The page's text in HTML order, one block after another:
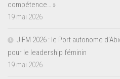
compétence… »
19 mai 2026
JIFM 2026 : le Port autonome
pour le leadership féminin
19 mai 2026